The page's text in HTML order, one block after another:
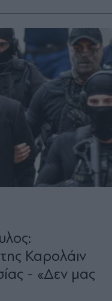
Καρολάιν
- «Δεν μας